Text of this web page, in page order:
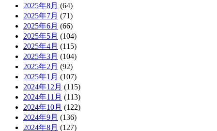
2025年8月 (64)
2025年7月 (71)
2025年6月 (66)
2025年5月 (104)
2025年4月 (115)
2025年3月 (104)
2025年2月 (92)
2025年1月 (107)
2024年12月 (115)
2024年11月 (113)
2024年10月 (122)
2024年9月 (136)
2024年8月 (127)